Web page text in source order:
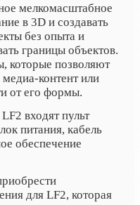
мелкомасштабное
в 3D и создавать
без опыта и
границы объектов.
которые позволяют
контент или
от его формы.
входят пульт
питания, кабель
обеспечение
для LF2, которая